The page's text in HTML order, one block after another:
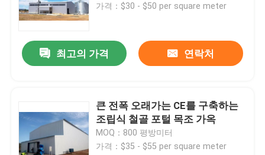
가격：$30 - $50 per square meter
최고의 가격 연락처
큰 전폭 오래가는 CE를 구축하는
조립식 철골 포털 목조 가옥
MOQ：800 평방미터
가격：$35 - $55 per square meter